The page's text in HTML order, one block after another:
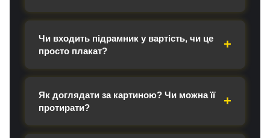
Чи входить підрамник у вартість, чи це
просто плакат?
Як доглядати за картиною? Чи можна її
протирати?